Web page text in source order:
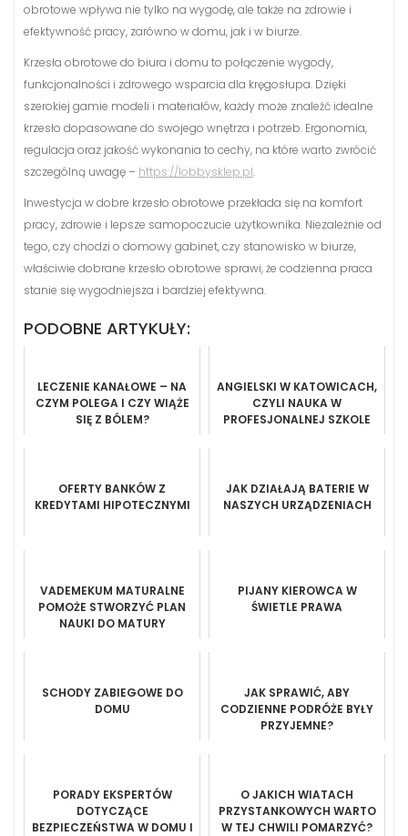
obrotowe wpływa nie tylko na wygodę, ale także na zdrowie i
efektywność pracy, zarówno w domu, jak i w biurze.
Krzesła obrotowe do biura i domu to połączenie wygody,
funkcjonalności i zdrowego wsparcia dla kręgosłupa. Dzięki
szerokiej gamie modeli i materiałów, każdy może znaleźć idealne
krzesło dopasowane do swojego wnętrza i potrzeb. Ergonomia,
regulacja oraz jakość wykonania to cechy, na które warto zwrócić
szczególną uwagę – https://lobbysklep.pl.
Inwestycja w dobre krzesło obrotowe przekłada się na komfort
pracy, zdrowie i lepsze samopoczucie użytkownika. Niezależnie od
tego, czy chodzi o domowy gabinet, czy stanowisko w biurze,
właściwie dobrane krzesło obrotowe sprawi, że codzienna praca
stanie się wygodniejsza i bardziej efektywna.
PODOBNE ARTYKUŁY:
LECZENIE KANAŁOWE – NA
CZYM POLEGA I CZY WIĄŻE
SIĘ Z BÓLEM?
ANGIELSKI W KATOWICACH,
CZYLI NAUKA W
PROFESJONALNEJ SZKOLE
OFERTY BANKÓW Z
KREDYTAMI HIPOTECZNYMI
JAK DZIAŁAJĄ BATERIE W
NASZYCH URZĄDZENIACH
VADEMEKUM MATURALNE
POMOŻE STWORZYĆ PLAN
NAUKI DO MATURY
PIJANY KIEROWCA W
ŚWIETLE PRAWA
SCHODY ZABIEGOWE DO
DOMU
JAK SPRAWIĆ, ABY
CODZIENNE PODRÓŻE BYŁY
PRZYJEMNE?
PORADY EKSPERTÓW
DOTYCZĄCE
BEZPIECZEŃSTWA W DOMU I
O JAKICH WIATACH
PRZYSTANKOWYCH WARTO
W TEJ CHWILI POMARZYĆ?